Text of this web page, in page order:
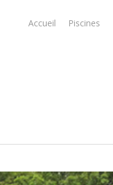
Accueil Piscines